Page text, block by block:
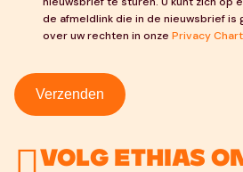
de afmeldlink die in de nieuwsbrief
over uw rechten in onze Privacy
Verzenden
Volg Ethias